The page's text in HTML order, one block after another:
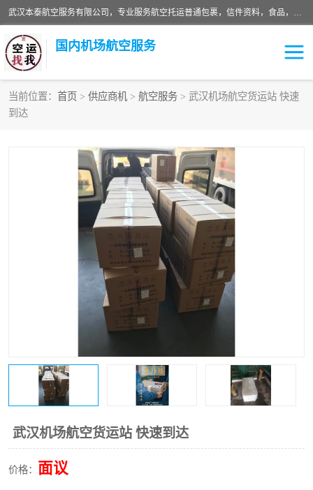
武汉本泰航空服务有限公司，专业服务航空托运普通包裹，信件资料，食品，服装，快消品等运输的专线空运，完善的网络服务确保为客户提供准确、*、安全的“门对门”服务，本着“诚信为本、精诚合作”的服务宗旨.“以安全运输为保障，以运价合理要求市场”的经营理念。武汉机场货运、武汉航空物流、武汉空运、武汉天河国际机场东方、南方、国际航空、机场空运业务覆盖国内二三线机场城市，如：武汉-敦煌、武汉-柳州等
国内机场航空服务
当前位置： 首页 > 供应商机 > 航空服务 > 武汉机场航空货运站 快速
到达
武汉机场航空货运站 快速到达
价格： 面议
航空服务